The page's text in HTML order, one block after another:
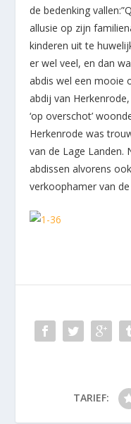
de bedenking
allusie op zijn
kinderen uit te
er wel veel, en dan
abdis wel een mooie
abdij van
‘op overschot’
Herkenrode was
van de Lage Landen.
abdissen alvorens
verkoophamer van
TARIEF: